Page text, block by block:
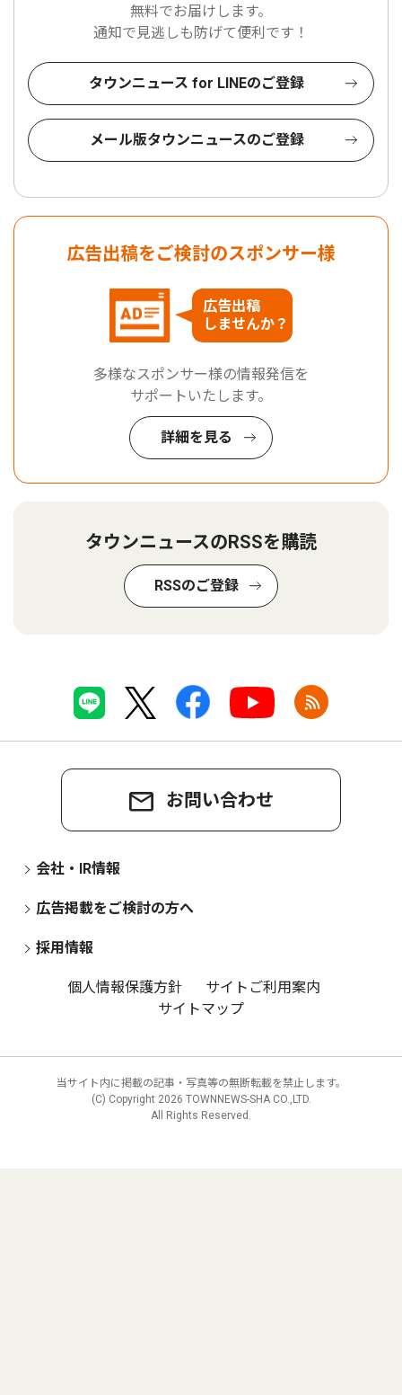
無料でお届けします。
通知で見逃しも防げて便利です！
タウンニュース for LINEのご登録
メール版タウンニュースのご登録
広告出稿をご検討のスポンサー様
広告出稿
しませんか？
多様なスポンサー様の情報発信を
サポートいたします。
詳細を見る
タウンニュースのRSSを購読
RSSのご登録
お問い合わせ
会社・IR情報
広告掲載をご検討の方へ
採用情報
個人情報保護方針
サイトご利用案内
サイトマップ
当サイト内に掲載の記事・写真等の無断転載を禁止します。
(C) Copyright 2026 TOWNNEWS-SHA CO.,LTD.
All Rights Reserved.